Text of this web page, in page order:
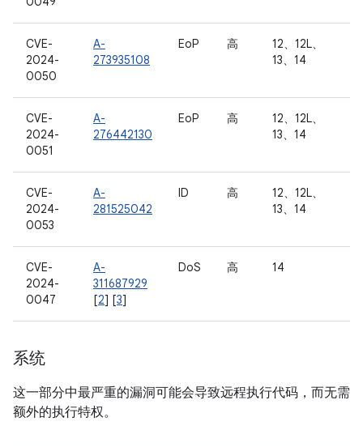
CVE-
2024-
0050
A-
273935108
EoP 高
12、12L、
13、14
CVE-
2024-
0051
A-
276442130
EoP 高
12、12L、
13、14
CVE-
2024-
0053
A-
281525042
ID 高
12、12L、
13、14
CVE-
2024-
0047
A-
311687929
[2] [3]
DoS 高 14
系统
这一部分中最严重的漏洞可能会导致远程执行代码，而无需
额外的执行特权。